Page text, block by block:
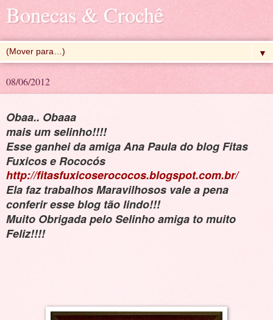
Bonecas & Crochê
▼
08/06/2012
Obaa.. Obaaa
mais um selinho!!!!
Esse ganhei da amiga Ana Paulado blog Fitas
Fuxicos e Rococós
http://fitasfuxicoserococos.blogspot.com.br/
Ela faz trabalhos Maravilhosos vale a pena
conferir esse blog tão lindo!!!
Muito Obrigada pelo Selinho amiga to muito
Feliz!!!!